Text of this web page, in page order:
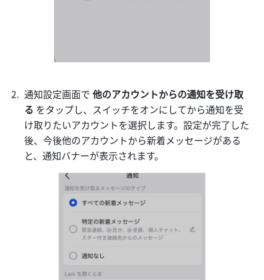
通知設定画面で 他のアカウントからの通知を受け取
る をタップし、スイッチをオンにしてから通知を受
け取りたいアカウントを選択します。設定が完了した
後、今後他のアカウントから新着メッセージがある
と、通知バナーが表示されます。